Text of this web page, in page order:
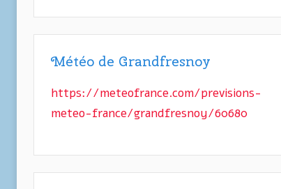
Météo de Grandfresnoy
https://meteofrance.com/previsions-
meteo-france/grandfresnoy/60680